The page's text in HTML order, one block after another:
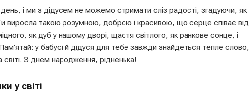
день, і ми з дідусем не можемо стримати сліз радості, згадуючи, як
виросла такою розумною, доброю і красивою, що серце співає від
як дуб у нашому дворі, щастя світлого, як ранкове сонце, і
у бабусі й дідуся для тебе завжди знайдеться тепле слово,
світі. З днем народження, рідненька!
у світі